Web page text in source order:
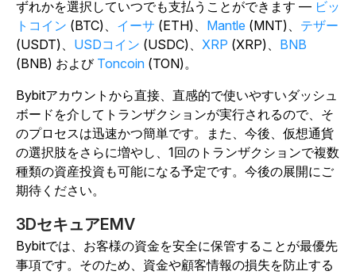
ずれかを選択していつでも支払うことができます — ビッ
トコイン (BTC)、 イーサ (ETH)、 Mantle (MNT)、 テザー
(USDT)、 USDコイン (USDC)、 XRP (XRP)、 BNB
(BNB) および Toncoin (TON)。
Bybitアカウントから直接、直感的で使いやすいダッシュ
ボードを介してトランザクションが実行されるので、そ
のプロセスは迅速かつ簡単です。また、今後、仮想通貨
の選択肢をさらに増やし、1回のトランザクションで複数
種類の資産投資も可能になる予定です。今後の展開にご
期待ください。
3DセキュアEMV
Bybitでは、お客様の資金を安全に保管することが最優先
事項です。そのため、資金や顧客情報の損失を防止する